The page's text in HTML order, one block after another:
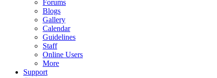
Forums
Blogs
Gallery
Calendar
Guidelines
Staff
Online Users
More
Support